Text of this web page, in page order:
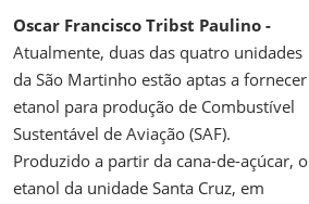
Oscar Francisco Tribst Paulino -
Atualmente, duas das quatro unidades
da São Martinho estão aptas a fornecer
etanol para produção de Combustível
Sustentável de Aviação (SAF).
Produzido a partir da cana-de-açúcar, o
etanol da unidade Santa Cruz, em